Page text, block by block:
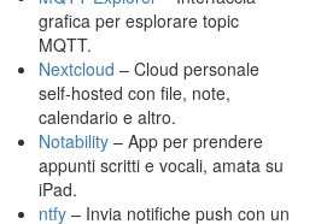
grafica per esplorare topic
MQTT.
Nextcloud – Cloud personale
self-hosted con file, note,
calendario e altro.
Notability – App per prendere
appunti scritti e vocali, amata su
iPad.
ntfy – Invia notifiche push con un